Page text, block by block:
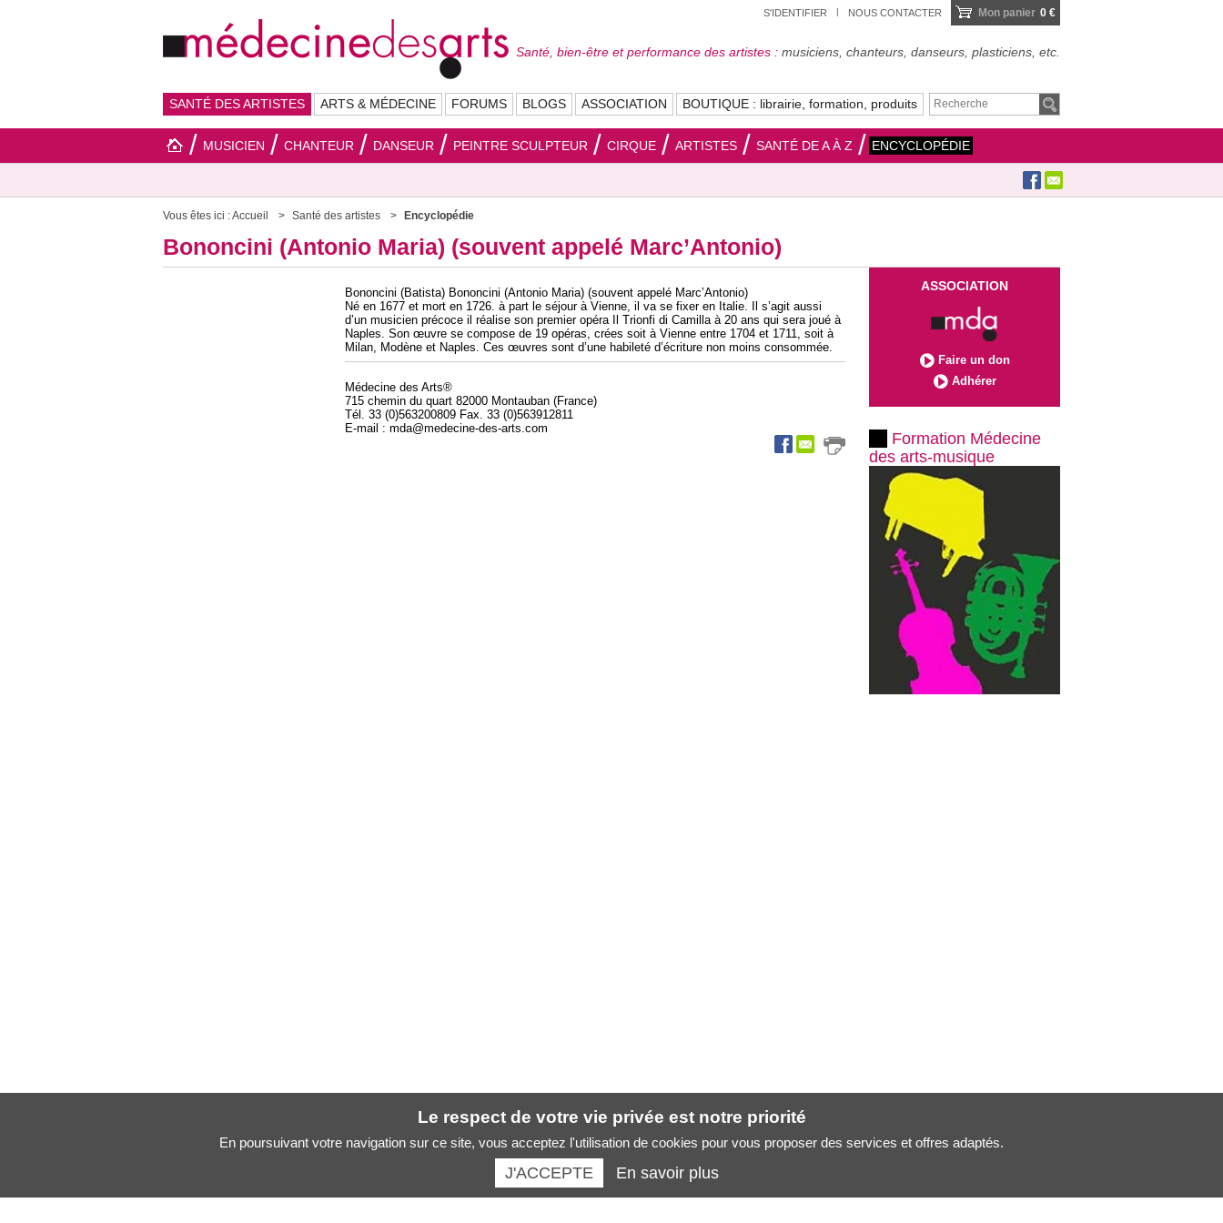
S'IDENTIFIER NOUS CONTACTER Mon panier 0 €
Santé, bien-être et performance des artistes : musiciens, chanteurs, danseurs, plasticiens, etc.
SANTÉ DES ARTISTES ARTS & MÉDECINE FORUMS BLOGS ASSOCIATION BOUTIQUE : librairie, formation, produits
MUSICIEN CHANTEUR DANSEUR PEINTRE SCULPTEUR CIRQUE ARTISTES SANTÉ DE A À Z ENCYCLOPÉDIE
Vous êtes ici :Accueil Santé des artistes Encyclopédie
Bononcini (Antonio Maria) (souvent appelé Marc’Antonio)
Bononcini (Batista) Bononcini (Antonio Maria) (souvent appelé Marc’Antonio)
Né en 1677 et mort en 1726. à part le séjour à Vienne, il va se fixer en Italie. Il s’agit aussi
d’un musicien précoce il réalise son premier opéra Il Trionfi di Camilla à 20 ans qui sera joué à
Naples. Son œuvre se compose de 19 opéras, crées soit à Vienne entre 1704 et 1711, soit à
Milan, Modène et Naples. Ces œuvres sont d’une habileté d’écriture non moins consommée.
Médecine des Arts®
715 chemin du quart 82000 Montauban (France)
Tél. 33 (0)563200809 Fax. 33 (0)563912811
E-mail : mda@medecine-des-arts.com
ASSOCIATION
Faire un don
Adhérer
Formation Médecine
des arts-musique
Le respect de votre vie privée est notre priorité
En poursuivant votre navigation sur ce site, vous acceptez l'utilisation de cookies pour vous proposer des services et offres adaptés.
J'ACCEPTE En savoir plus